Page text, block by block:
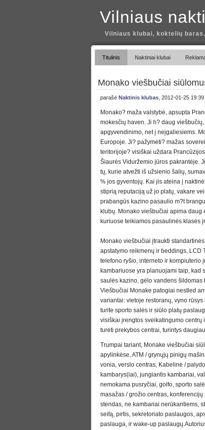
Vilniaus
Vilniaus klubai, koktelių
Titulinis Naktiniai klubai
Monako viešbučiai
parašė Naktinis klubas , 2012-01-25 19:39
Monako? maža valstybė, apsupta
mokesčių haven. Ji h? daug
apgyvendinimo, net į neįgaliesiems.
Europoje. Ji? pažymėti? mažas
teritorijoje? visiškai uždara
Šiaurės Viduržemio jūros pakrantėje.
tų, kurie atvežti iš užsienio šalių,
% jos gyventojų. Kai jis ateina į
stiprią reputaciją už jo platų, vakare
prabangūs kazino pasaulio m?t
klubų. Monako viešbučiai apima daug
kuriuose teikiamos pasaulinės klasės
Monako viešbučiai įtraukti
apstatymo reikmenų ir beddings, LCD
telefono ryšio, interneto ir kompiuterio
kambariuose yra planuojami taip, kad
saulės kazino, gėlo vandens
Viešbučiai Monake patogiai nestled
variantai: vietoje restoranų, vyno
turite sporto salės ir siūlo platų
visiškai įrengtos sveikatingumo
turėti prekybos centrai, turintys
Trumpai tariant, Monake viešbučiai
apylinkėse, ATM / grynųjų pinigų
vonia, verslo centras, Kabelinė /
kambarys(iai), jungiantis kambariai,
nemokama pusryčiai, golfo, sporto
masažas / grožio centras,
stendas, ne kambariai nerūkantiems,
seifą, pirtis, sekretoriato paslaugos,
paslauga, ir wake-up